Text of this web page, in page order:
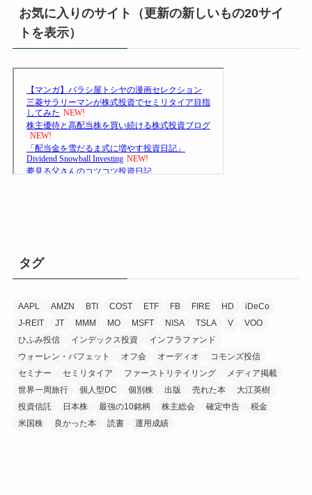
お気に入りのサイト（更新の新しいもの20サイ
トを表示）
タグ
AAPL AMZN BTI COST ETF FB FIRE HD
iDeCo
J-REIT
JT MMM MO MSFT NISA TSLA V
VOO
ひふみ投信
インデックス投資
インフラファンド
ウォーレン・バフェット
オフ会 オーディオ
コモンズ投信
セミナー
セミリタイア ファーストリテイリング
メディア掲載
世界一周旅行
個人型DC 個別株 出版 売れた本
大江英樹
投資信託
日本株 最強の10銘柄 株主総会 確定申告
税金
米国株
良かった本 読書 運用成績